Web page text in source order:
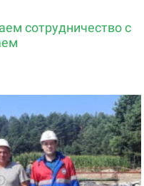
сотрудничество с